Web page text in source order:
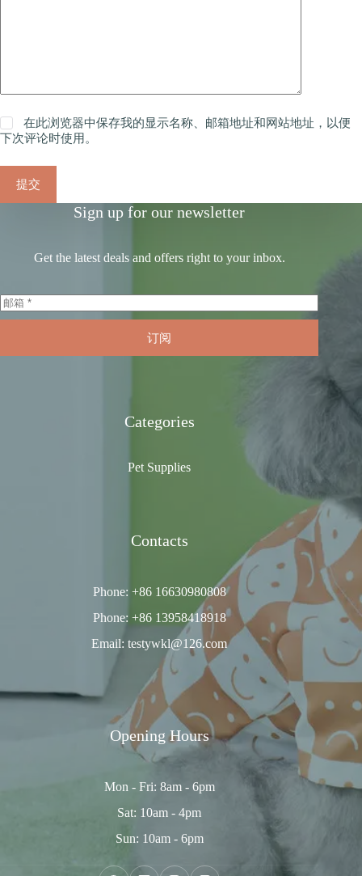
在此浏览器中保存我的显示名称、邮箱地址和网站地址，以便
下次评论时使用。
提交
Sign up for our newsletter
Get the latest deals and offers right to your inbox.
订阅
Categories
Pet Supplies
Contacts
Phone: +86 16630980808
Phone: +86 13958418918
Email: testywkl@126.com
Opening Hours
Mon - Fri: 8am - 6pm
Sat: 10am - 4pm
Sun: 10am - 6pm